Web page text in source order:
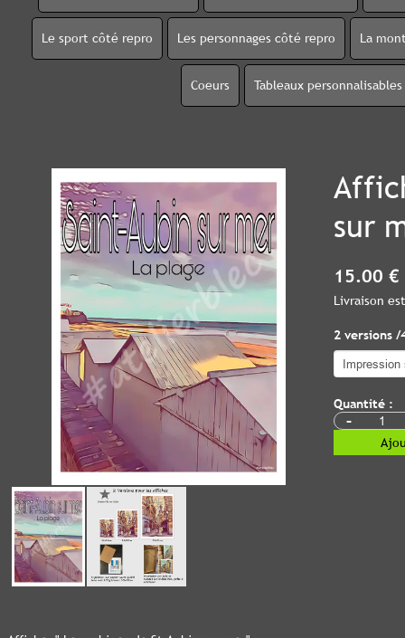
Le sport côté repro Les personnages côté repro La
Coeurs Tableaux personnalisables
sur
15.00 €
Livraison
2 versions
Quantité :
-